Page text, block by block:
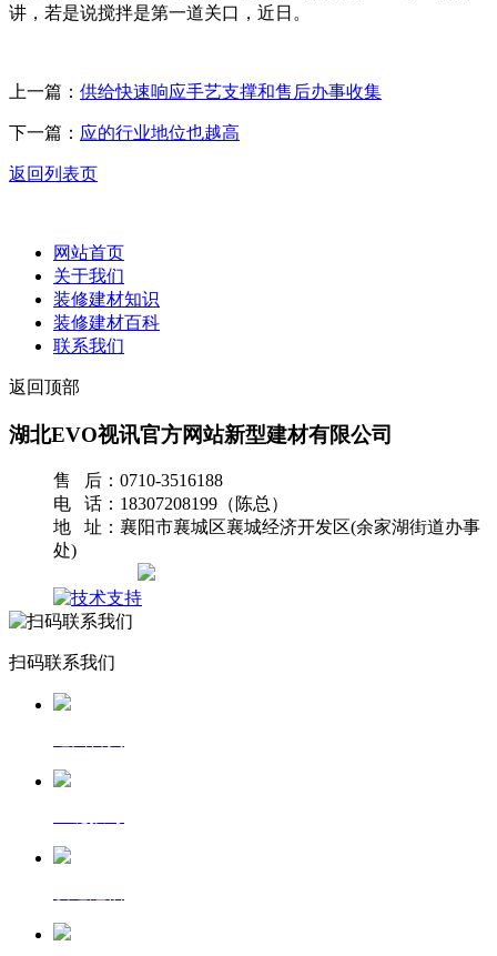
讲，若是说搅拌是第一道关口，近日。
上一篇： 供给快速响应手艺支撑和售后办事收集
下一篇： 应的行业地位也越高
返回列表页
网站首页
关于我们
装修建材知识
装修建材百科
联系我们
返回顶部
湖北EVO视讯官方网站新型建材有限公司
售 后：0710-3516188
电 话：18307208199（陈总）
地 址：襄阳市襄城区襄城经济开发区(余家湖街道办事
处)
扫码联系我们